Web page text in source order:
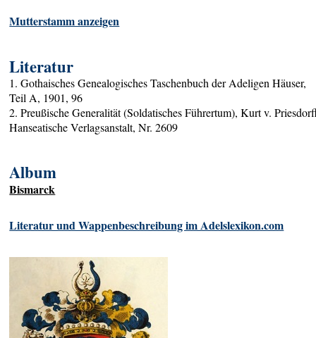
Mutterstamm anzeigen
Literatur
1. Gothaisches Genealogisches Taschenbuch der Adeligen Häuser,
Teil A, 1901, 96
2. Preußische Generalität (Soldatisches Führertum), Kurt v.
Hanseatische Verlagsanstalt, Nr. 2609
Album
Bismarck
Literatur und Wappenbeschreibung im Adelslexikon.com